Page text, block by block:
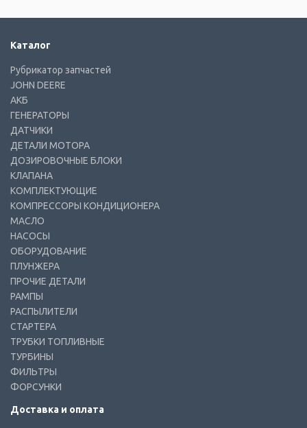
Каталог
Рубрикатор запчастей
JOHN DEERE
АКБ
ГЕНЕРАТОРЫ
ДАТЧИКИ
ДЕТАЛИ МОТОРА
ДОЗИРОВОЧНЫЕ БЛОКИ
КЛАПАНА
КОМПЛЕКТУЮЩИЕ
КОМПРЕССОРЫ КОНДИЦИОНЕРА
МАСЛО
НАСОСЫ
ОБОРУДОВАНИЕ
ПЛУНЖЕРА
ПРОЧИЕ ДЕТАЛИ
РАМПЫ
РАСПЫЛИТЕЛИ
СТАРТЕРА
ТРУБКИ ТОПЛИВНЫЕ
ТУРБИНЫ
ФИЛЬТРЫ
ФОРСУНКИ
Доставка и оплата